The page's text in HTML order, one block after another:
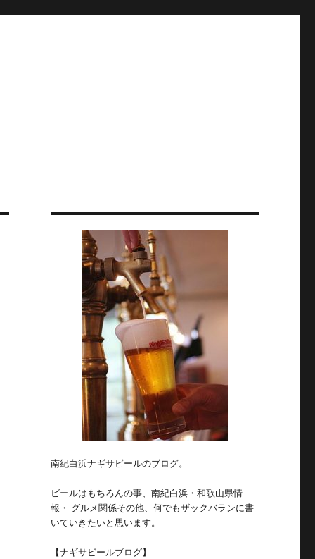
南紀白浜ナギサビールのブログ。
ビールはもちろんの事、南紀白浜・和歌山県情
報・ グルメ関係その他、何でもザックバランに書
いていきたいと思います。
【ナギサビールブログ】